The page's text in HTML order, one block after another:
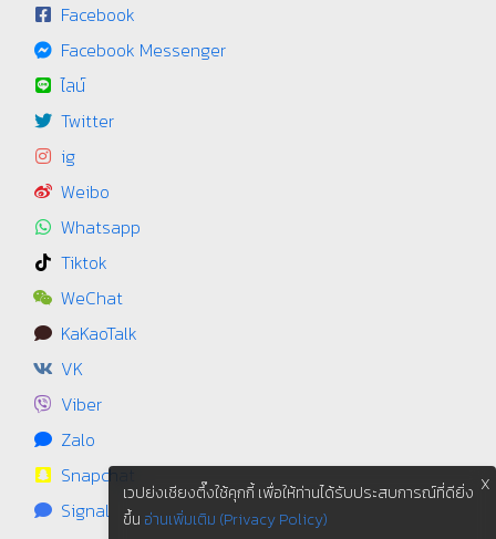
Facebook
Facebook Messenger
ไลน์
Twitter
ig
Weibo
Whatsapp
Tiktok
WeChat
KaKaoTalk
VK
Viber
Zalo
Snapchat
Signal
X
เวปย่งเชียงตึ๊งใช้คุกกี้ เพื่อให้ท่านได้รับประสบการณ์ที่ดียิ่ง
ขึ้น อ่านเพิ่มเติม (Privacy Policy)